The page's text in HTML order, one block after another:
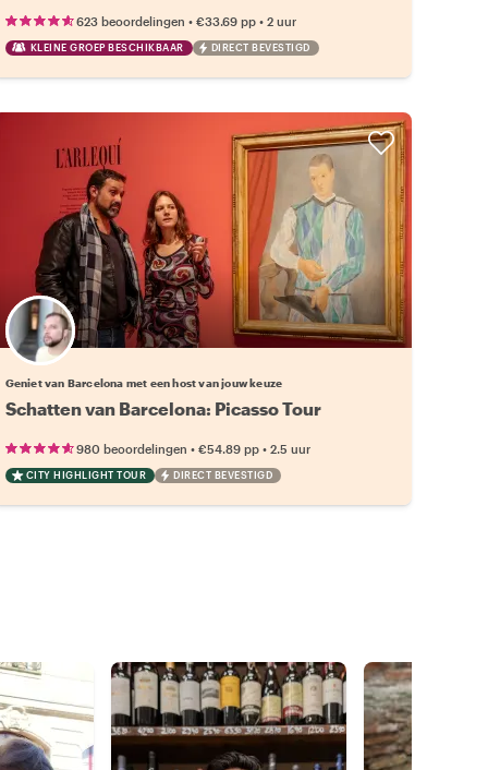
623 beoordelingen • €33.69 pp• 2 uur
KLEINE GROEP BESCHIKBAAR DIRECT BEVESTIGD
Kies jouw favoriete local
Geniet van Barcelona met een host van jouw keuze
Schatten van Barcelona: Picasso Tour
980 beoordelingen • €54.89 pp• 2.5 uur
CITY HIGHLIGHT TOUR DIRECT BEVESTIGD